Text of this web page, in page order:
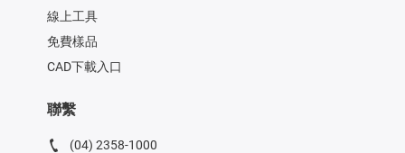
線上工具
免費樣品
CAD下載入口
聯繫
(04) 2358-1000